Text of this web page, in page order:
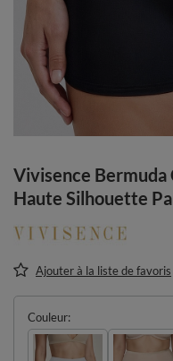
Vivisence Bermuda
Haute Silhouette
Ajouter à la liste de favoris
Couleur